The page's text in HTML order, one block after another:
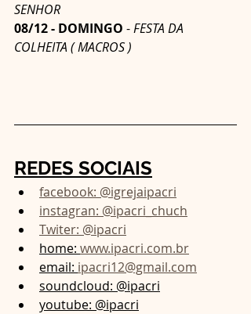
SENHOR
08/12 - DOMINGO - FESTA DA
COLHEITA ( MACROS )
REDES SOCIAIS
facebook: @igrejaipacri
instagran: @ipacri_chuch
Twiter: @ipacri
home: www.ipacri.com.br
email: ipacri12@gmail.com
soundcloud: @ipacri
youtube: @ipacri